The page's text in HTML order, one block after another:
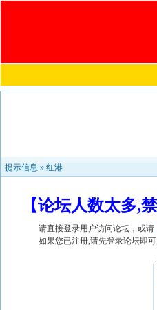
提示信息 » 红港
【论坛人数太多,
请直接登录用户访问论坛，或请
如果您已注册,请先登录论坛即